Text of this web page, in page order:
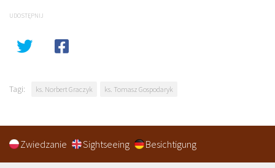
UDOSTĘPNIJ
Tagi: ks. Norbert Graczyk ks. Tomasz Gospodaryk
Zwiedzanie Sightseeing Besichtigung